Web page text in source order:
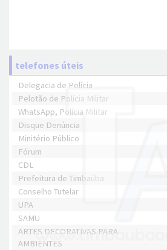
telefones úteis
Delegacia de Polícia
Pelotão de Polícia Militar
WhatsApp, Polícia Militar
Disque Denúncia
Minitério Público
Fórum
CDL
Prefeitura de Timbaúba
Conselho Tutelar
UPA
SAMU
ARTES DECORATIVAS PARA
AMBIENTES